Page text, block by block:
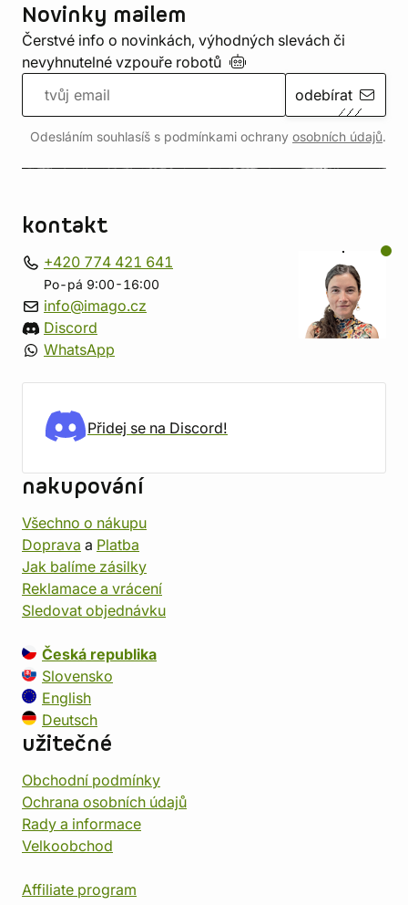
Novinky mailem
Čerstvé info o novinkách, výhodných slevách či
nevyhnutelné vzpouře robotů
odebírat
Odesláním souhlasíš s podmínkami ochrany osobních údajů.
kontakt
+420 774 421 641
Po-pá 9:00-16:00
info@imago.cz
Discord
WhatsApp
Přidej se na Discord!
nakupování
Všechno o nákupu
Doprava a Platba
Jak balíme zásilky
Reklamace a vrácení
Sledovat objednávku
Česká republika
Slovensko
English
Deutsch
užitečné
Obchodní podmínky
Ochrana osobních údajů
Rady a informace
Velkoobchod
Affiliate program